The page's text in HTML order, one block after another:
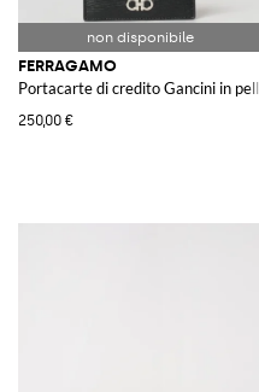
FERRAGAMO
Portacarte di credito Gancini in
250,00 €